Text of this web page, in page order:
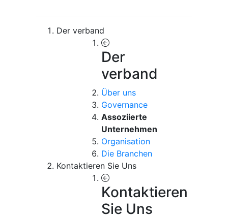
Der verband
Der
verband
Über uns
Governance
Assoziierte
Unternehmen
Organisation
Die Branchen
Kontaktieren Sie Uns
Kontaktieren
Sie Uns